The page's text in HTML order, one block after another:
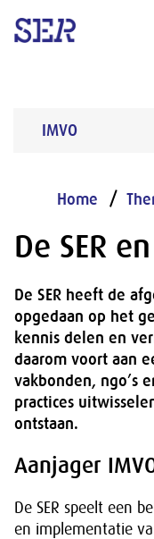
IMVO
Home
De SER
De SER heeft de
opgedaan op het
kennis delen en
daarom voort aan
vakbonden, ngo’s
practices
ontstaan.
Aanjager
De SER speelt een
en implementatie